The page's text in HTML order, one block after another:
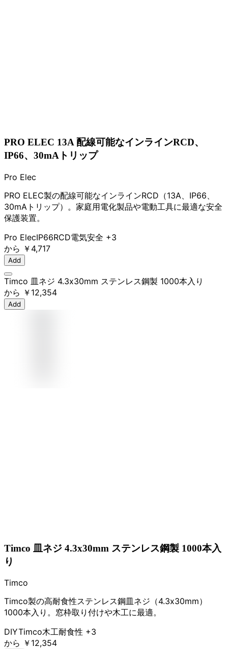
PRO ELEC 13A 配線可能なインラインRCD、
IP66、30mAトリップ
Pro Elec
PRO ELEC製の配線可能なインラインRCD（13A、IP66、
30mAトリップ）。家庭用電化製品や電動工具に最適な安全
保護装置。
Pro ElecIP66RCD電気安全 +3
から ￥4,717
Add
Timco 皿ネジ 4.3x30mm ステンレス鋼製 1000本入り
から ￥12,354
Add
Timco 皿ネジ 4.3x30mm ステンレス鋼製 1000本入
り
Timco
Timco製の高耐食性ステンレス鋼皿ネジ（4.3x30mm）
1000本入り。窓枠取り付けや木工に最適。
DIYTimco木工耐食性 +3
から ￥12,354